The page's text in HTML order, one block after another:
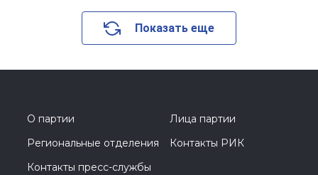
Показать еще
О партии
Лица партии
Региональные отделения
Контакты РИК
Контакты пресс-службы